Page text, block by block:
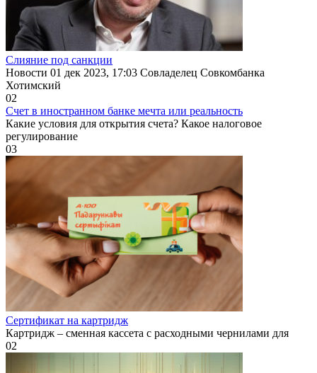
Слияние под санкции
Новости 01 дек 2023, 17:03 Совладелец Совкомбанка
Хотимский
02
Счет в иностранном банке мечта или реальность
Какие условия для открытия счета? Какое налоговое
регулирование
03
Сертификат на картридж
Картридж – сменная кассета с расходными чернилами для
02